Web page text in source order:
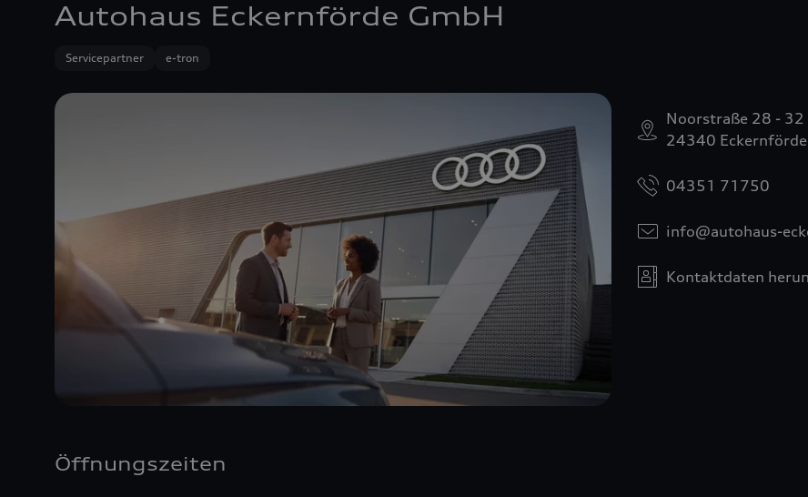
Autohaus Eckernförde GmbH
Servicepartner e-tron
Noorstraße 28 - 32
24340 Eckernförde
04351 71750
info@autohaus-
Kontaktdaten
Öffnungszeiten